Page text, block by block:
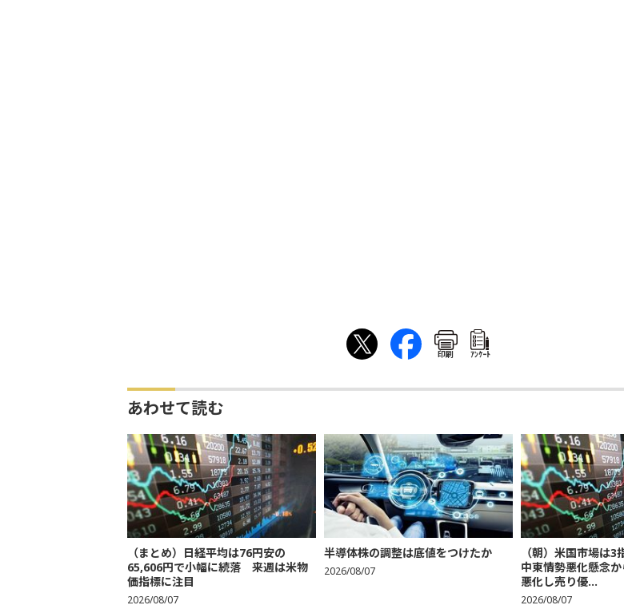
印刷 ｱﾝｹｰﾄ
あわせて読む
（まとめ）日経平均は76円安の
65,606円で小幅に続落 来週は米物
価指標に注目
2026/08/07
半導体株の調整は底値をつけたか
2026/08/07
（朝）米国市場は
中東情勢悪化懸念
悪化し売り優...
2026/08/07